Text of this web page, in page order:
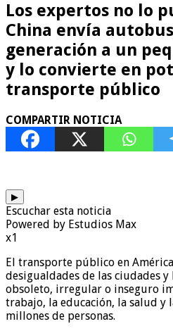
Los expertos no lo
China envía
generación a un
y lo convierte en
transporte público
COMPARTIR NOTICIA
▶
Escuchar esta noticia
Powered by Estudios Max
x1
El transporte público en
desigualdades de las ciudades y
obsoleto, irregular o inseguro
trabajo, la educación, la salud y
millones de personas.